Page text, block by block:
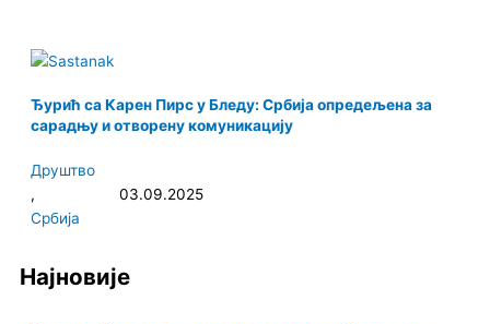
o
o
k
g
r
a
r e
Ђурић са Карен Пирс у Бледу: Србија опредељена за
сарадњу и отворену комуникацију
Друштво
,
Србија
03.09.2025
Најновије